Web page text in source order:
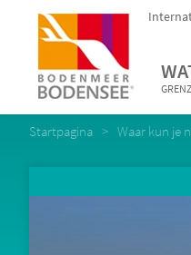
Startpagina Waar kun je